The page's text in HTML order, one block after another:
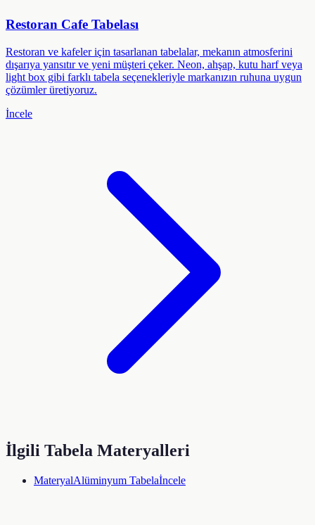
Restoran Cafe Tabelası
Restoran ve kafeler için tasarlanan tabelalar, mekanın atmosferini
dışarıya yansıtır ve yeni müşteri çeker. Neon, ahşap, kutu harf veya
light box gibi farklı tabela seçenekleriyle markanızın ruhuna uygun
çözümler üretiyoruz.
İncele
İlgili Tabela Materyalleri
MateryalAlüminyum Tabelaİncele